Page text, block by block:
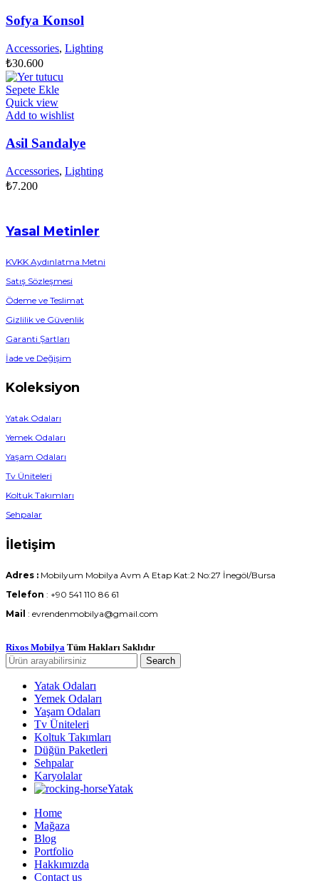
Sofya Konsol
Accessories, Lighting
₺30.600
Sepete Ekle
Quick view
Add to wishlist
Asil Sandalye
Accessories, Lighting
₺7.200
Yasal Metinler
KVKK Aydınlatma Metni
Satış Sözleşmesi
Ödeme ve Teslimat
Gizlilik ve Güvenlik
Garanti Şartları
İade ve Değişim
Koleksiyon
Yatak Odaları
Yemek Odaları
Yaşam Odaları
Tv Üniteleri
Koltuk Takımları
Sehpalar
İletişim
Adres : Mobilyum Mobilya Avm A Etap Kat:2 No:27 İnegöl/Bursa
Telefon : +90 541 110 86 61
Mail : evrendenmobilya@gmail.com
Rixos Mobilya Tüm Hakları Saklıdır
Search
Yatak Odaları
Yemek Odaları
Yaşam Odaları
Tv Üniteleri
Koltuk Takımları
Düğün Paketleri
Sehpalar
Karyolalar
Yatak
Home
Mağaza
Blog
Portfolio
Hakkımızda
Contact us